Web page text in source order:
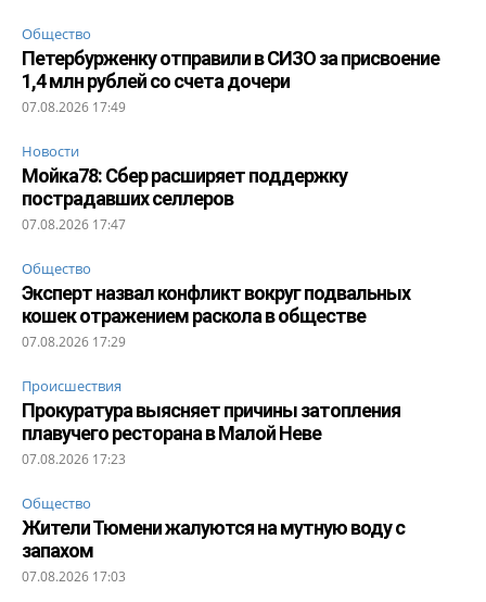
Общество
Петербурженку отправили в СИЗО за присвоение
1,4 млн рублей со счета дочери
07.08.2026 17:49
Новости
Мойка78: Сбер расширяет поддержку
пострадавших селлеров
07.08.2026 17:47
Общество
Эксперт назвал конфликт вокруг подвальных
кошек отражением раскола в обществе
07.08.2026 17:29
Происшествия
Прокуратура выясняет причины затопления
плавучего ресторана в Малой Неве
07.08.2026 17:23
Общество
Жители Тюмени жалуются на мутную воду с
запахом
07.08.2026 17:03